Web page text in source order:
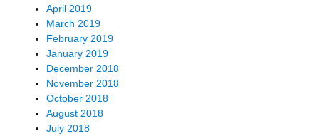
April 2019
March 2019
February 2019
January 2019
December 2018
November 2018
October 2018
August 2018
July 2018